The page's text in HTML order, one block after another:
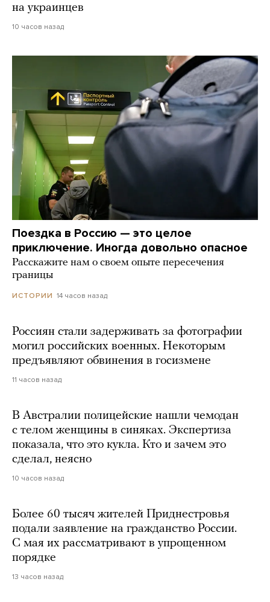
на украинцев
10 часов назад
Поездка в Россию — это целое
приключение. Иногда довольно опасное
Расскажите нам о своем опыте пересечения
границы
ИСТОРИИ 14 часов назад
Россиян стали задерживать за фотографии
могил российских военных. Некоторым
предъявляют обвинения в госизмене
11 часов назад
В Австралии полицейские нашли чемодан
с телом женщины в синяках. Экспертиза
показала, что это кукла. Кто и зачем это
сделал, неясно
10 часов назад
Более 60 тысяч жителей Приднестровья
подали заявление на гражданство России.
С мая их рассматривают в упрощенном
порядке
13 часов назад